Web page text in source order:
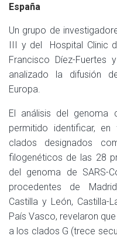
España
Un grupo de
III y del Hospital Clinic
Francisco Díez-Fuertes
analizado la difusión
Europa.
El análisis del genoma
permitido identificar,
clados designados
filogenéticos de las 28
del genoma de SARS-
procedentes de
Castilla y León, Castilla-
País Vasco, revelaron
a los clados G (trece